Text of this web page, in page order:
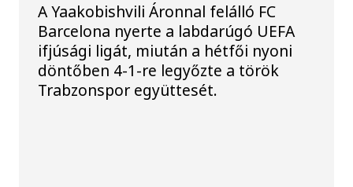
A Yaakobishvili Áronnal felálló FC
Barcelona nyerte a labdarúgó UEFA
ifjúsági ligát, miután a hétfői nyoni
döntőben 4-1-re legyőzte a török
Trabzonspor együttesét.